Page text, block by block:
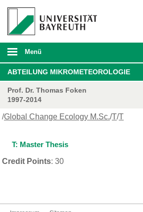
Menü
ABTEILUNG MIKROMETEOROLOGIE
Prof. Dr. Thomas Foken
1997-2014
/Global Change Ecology M.Sc./T/T
T: Master Thesis
Credit Points: 30